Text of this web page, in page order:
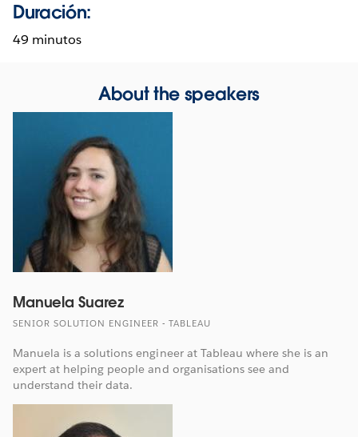
Duración:
49 minutos
About the speakers
Manuela Suarez
SENIOR SOLUTION ENGINEER - TABLEAU
Manuela is a solutions engineer at Tableau where she is an
expert at helping people and organisations see and
understand their data.